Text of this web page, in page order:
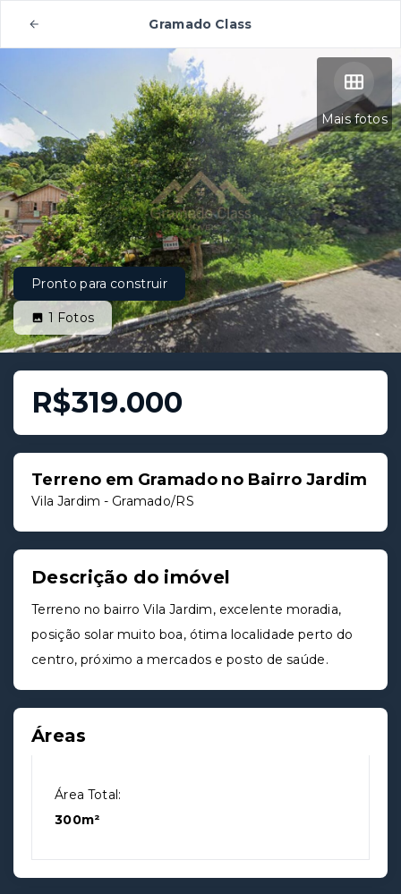
Gramado Class
Mais fotos
Pronto para construir
1 Fotos
R$319.000
Terreno em Gramado no Bairro Jardim
Vila Jardim - Gramado/RS
Descrição do imóvel
Terreno no bairro Vila Jardim, excelente moradia,
posição solar muito boa, ótima localidade perto do
centro, próximo a mercados e posto de saúde.
Áreas
Área Total:
300m²